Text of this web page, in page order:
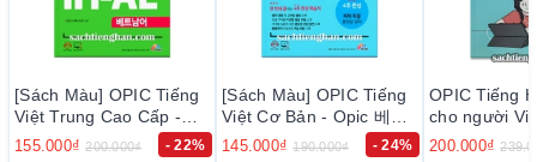
Sam Sung đã tiến hành đào tạo kỹ năng giao tiếp tiếng Hàn
theo định hướng bài thi OPIc cho các cán bộ, nhân viên của
họ. Sau khóa học, các học viên này được thi lấy chứng chỉ
tiếng Hàn OPIc quốc tế.
OPIc là kỳ thi như thế nào?
[Sách Màu] OPIC Tiếng
Việt Cơ Bản - Opic 베트
남 한번에 끝
145.000₫ 190.000₫ - 24%
OPIC Tiếng Hàn dành
cho người Việt Nam IM-
IH
200.000₫ 239.000₫ - 16%
[Sách màu]
Hacker Opic
200.000₫